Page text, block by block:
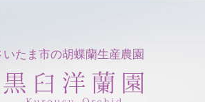
たま市の胡蝶蘭生産農園